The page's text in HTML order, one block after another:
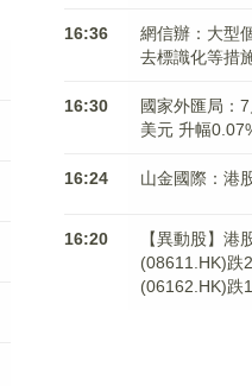
16:36
網信辦：大型
去標識化等措
16:30
國家外匯局：
美元 升幅
16:24 山金國際：港
16:20
【異動股】港
(08611.HK)跌
(06162.HK)跌